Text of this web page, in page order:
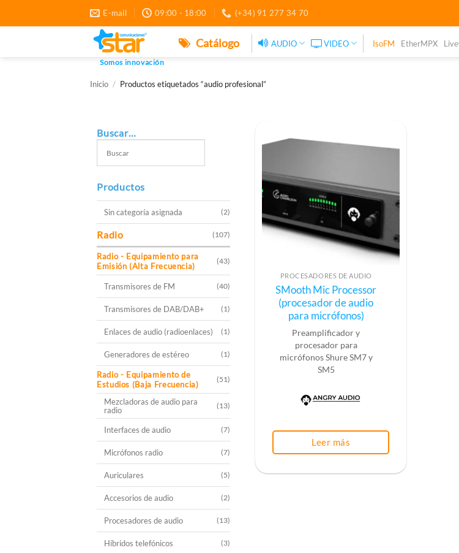
contenido
E-mail 09:00 - 18:00 (+34) 91 277 34 70
Somos innovación
Catálogo AUDIO VIDEO IsoFM EtherMPX
Inicio / Productos etiquetados “audio profesional”
Buscar…
Productos
Sin categoría asignada (2)
Radio (107)
Radio - Equipamiento para
Emisión (Alta Frecuencia)
(43)
Transmisores de FM (40)
Transmisores de DAB/DAB+ (1)
Enlaces de audio (radioenlaces) (1)
Generadores de estéreo (1)
Radio - Equipamiento de
Estudios (Baja Frecuencia)
(51)
Mezcladoras de audio para
radio
(13)
Interfaces de audio (7)
Micrófonos radio (7)
Auriculares (5)
Accesorios de audio (2)
Procesadores de audio (13)
Híbridos telefónicos (3)
PROCESADORES DE AUDIO
SMooth Mic Processor
(procesador de audio
para micrófonos)
Preamplificador y
procesador para
micrófonosShure SM7 y
SM5
Leer más